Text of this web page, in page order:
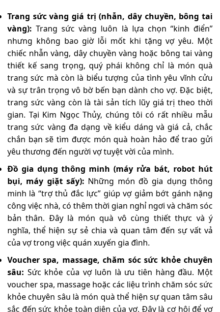
Trang sức vàng giá trị (nhẫn, dây chuyền, bông tai
vàng): Trang sức vàng luôn là lựa chọn “kinh điển”
nhưng không bao giờ lỗi mốt khi tặng vợ yêu. Một
chiếc nhẫn vàng, dây chuyền vàng hoặc bông tai vàng
thiết kế sang trọng, quý phái không chỉ là món quà
trang sức mà còn là biểu tượng của tình yêu vĩnh cửu
và sự trân trọng vô bờ bến bạn dành cho vợ. Đặc biệt,
trang sức vàng còn là tài sản tích lũy giá trị theo thời
gian. Tại Kim Ngọc Thủy, chúng tôi có rất nhiều mẫu
trang sức vàng đa dạng về kiểu dáng và giá cả, chắc
chắn bạn sẽ tìm được món quà hoàn hảo để trao gửi
yêu thương đến người vợ tuyệt vời của mình.
Đồ gia dụng thông minh (máy rửa bát, robot hút
bụi, máy giặt sấy): Những món đồ gia dụng thông
minh là “trợ thủ đắc lực” giúp vợ giảm bớt gánh nặng
công việc nhà, có thêm thời gian nghỉ ngơi và chăm sóc
bản thân. Đây là món quà vô cùng thiết thực và ý
nghĩa, thể hiện sự sẻ chia và quan tâm đến sự vất vả
của vợ trong việc quán xuyến gia đình.
Voucher spa, massage, chăm sóc sức khỏe chuyên
sâu: Sức khỏe của vợ luôn là ưu tiên hàng đầu. Một
voucher spa, massage hoặc các liệu trình chăm sóc sức
khỏe chuyên sâu là món quà thể hiện sự quan tâm sâu
sắc đến sức khỏe toàn diện của vợ. Đây là cơ hội để vợ